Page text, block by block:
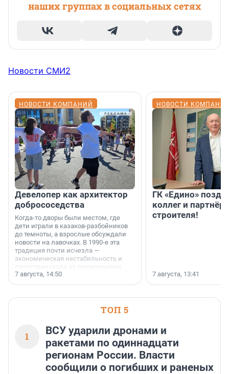
наших группах в социальных сетях
Новости СМИ2
НОВОСТИ КОМПАНИЙ
Девелопер как архитектор
добрососедства
Когда-то дворы были местом, где
дети играли в казаков-разбойников
до темноты, а взрослые обсуждали
новости на лавочках. В 1990-е эта
традиция почти исчезла —
экономическая нестабильность и
отсутствие ухода за территориями
сделали своё дело.
7 августа, 14:50
НОВОСТИ
ГК «Едино»
коллег и
строителя!
7 августа, 13:41
ТОП 5
1
ВСУ ударили дронами и
ракетами по одиннадцати
регионам России. Власти
сообщили о погибших и раненых